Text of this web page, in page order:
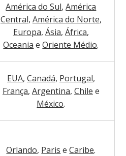
América do Sul, América
Central, América do Norte,
Europa, Ásia, África,
Oceania e Oriente Médio.
EUA, Canadá, Portugal,
França, Argentina, Chile e
México.
Orlando, Paris e Caribe.